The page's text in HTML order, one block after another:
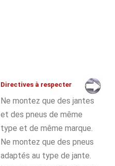
Directives à respecter
Ne montez que des jantes
et des pneus de même
type et de même marque.
Ne montez que des pneus
adaptés au type de jante.